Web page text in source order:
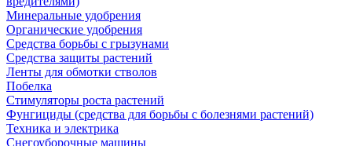
Минеральные удобрения
Органические удобрения
Средства борьбы с грызунами
Средства защиты растений
Ленты для обмотки стволов
Побелка
Стимуляторы роста растений
Фунгициды (средства для борьбы с болезнями растений)
Техника и электрика
Снегоуборочные машины